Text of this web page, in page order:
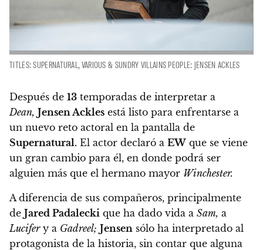
TITLES: SUPERNATURAL, VARIOUS & SUNDRY VILLAINS PEOPLE: JENSEN ACKLES
Después de 13 temporadas de interpretar a
Dean, Jensen Ackles está listo para enfrentarse a
un nuevo reto actoral en la pantalla de
Supernatural. El actor declaró a EW que se viene
un gran cambio para él, en donde podrá ser
alguien más que el hermano mayor Winchester.
A diferencia de sus compañeros, principalmente
de Jared Padalecki que ha dado vida a Sam, a
Lucifery a Gadreel; Jensen sólo ha interpretado al
protagonista de la historia, sin contar que alguna